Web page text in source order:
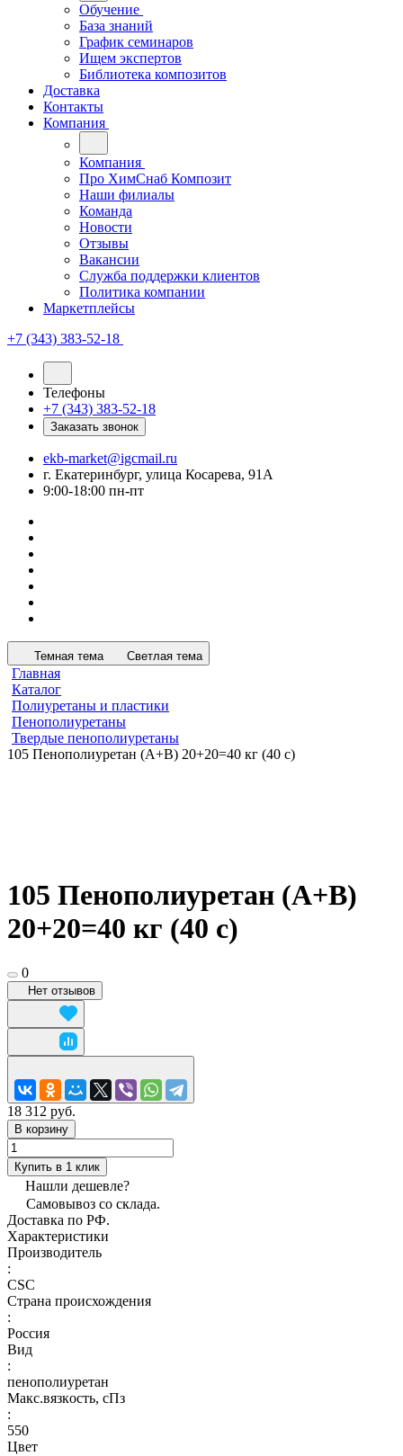
Обучение
База знаний
График семинаров
Ищем экспертов
Библиотека композитов
Доставка
Контакты
Компания
Компания
Про ХимСнаб Композит
Наши филиалы
Команда
Новости
Отзывы
Вакансии
Служба поддержки клиентов
Политика компании
Маркетплейсы
+7 (343) 383-52-18
Телефоны
+7 (343) 383-52-18
Заказать звонок
ekb-market@igcmail.ru
г. Екатеринбург, улица Косарева, 91А
9:00-18:00 пн-пт
Темная тема Светлая тема
Главная
Каталог
Полиуретаны и пластики
Пенополиуретаны
Твердые пенополиуретаны
105 Пенополиуретан (А+В) 20+20=40 кг (40 с)
105 Пенополиуретан (А+В)
20+20=40 кг (40 с)
0
Нет отзывов
18 312 руб.
В корзину
Купить в 1 клик
Нашли дешевле?
Самовывоз со склада.
Доставка по РФ.
Характеристики
Производитель
:
CSC
Страна происхождения
:
Россия
Вид
:
пенополиуретан
Макс.вязкoсть, сПз
:
550
Цвет